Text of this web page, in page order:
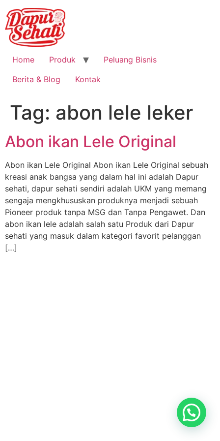
Home Produk
Peluang Bisnis
Berita & Blog
Kontak
Tag: abon lele leker
Abon ikan Lele Original
Abon ikan Lele Original Abon ikan Lele Original sebuah
kreasi anak bangsa yang dalam hal ini adalah Dapur
sehati, dapur sehati sendiri adalah UKM yang memang
sengaja mengkhususkan produknya menjadi sebuah
Pioneer produk tanpa MSG dan Tanpa Pengawet. Dan
abon ikan lele adalah salah satu Produk dari Dapur
sehati yang masuk dalam kategori favorit pelanggan
[…]